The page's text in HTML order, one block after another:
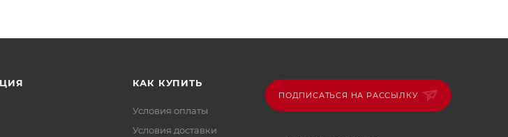
КАК КУПИТЬ
Условия оплаты
Условия доставки
ПОДПИСАТЬСЯ НА РАССЫЛКУ